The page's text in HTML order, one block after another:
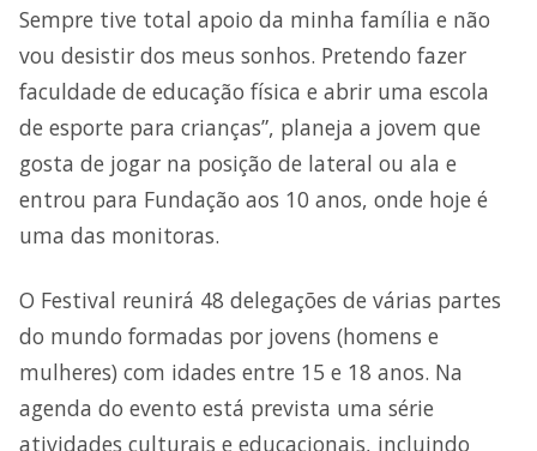
Sempre tive total apoio da minha família e não
vou desistir dos meus sonhos. Pretendo fazer
faculdade de educação física e abrir uma escola
de esporte para crianças”, planeja a jovem que
gosta de jogar na posição de lateral ou ala e
entrou para Fundação aos 10 anos, onde hoje é
uma das monitoras.
O Festival reunirá 48 delegações de várias partes
do mundo formadas por jovens (homens e
mulheres) com idades entre 15 e 18 anos. Na
agenda do evento está prevista uma série
atividades culturais e educacionais, incluindo